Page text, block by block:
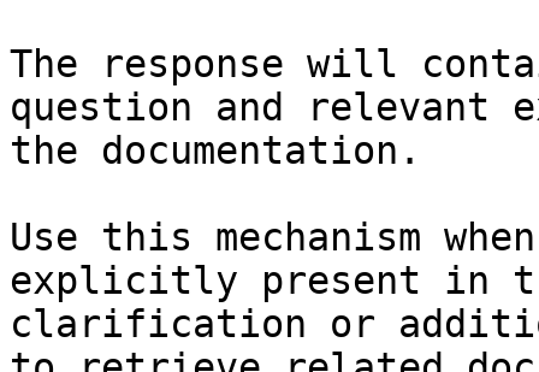
The response will
question and relevant
the documentation.
Use this mechanism
explicitly present in
clarification or